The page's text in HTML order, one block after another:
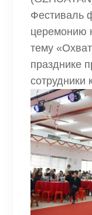
Фестиваль
церемонию
тему
празднике
сотрудники